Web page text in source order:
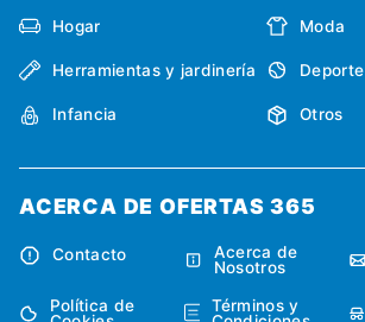
Hogar Moda
Herramientas y jardinería Deporte
Infancia Otros
ACERCA DE OFERTAS 365
Contacto
Acerca de
Nosotros
Política de
Términos y